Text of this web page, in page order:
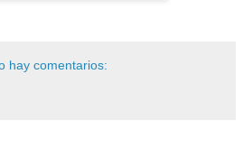
hay comentarios: